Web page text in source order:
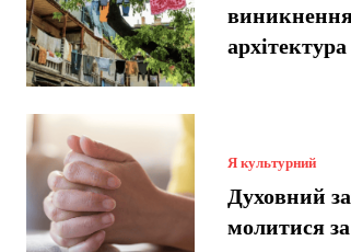
Я культурний
Духовний
молитися за